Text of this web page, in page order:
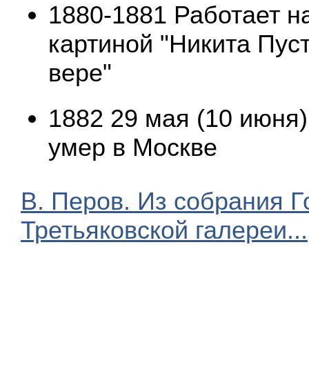
1880-1881 Работает
картиной "Никита
вере"
1882 29 мая (10
умер в Москве
В. Перов. Из собрания
Третьяковской галереи...